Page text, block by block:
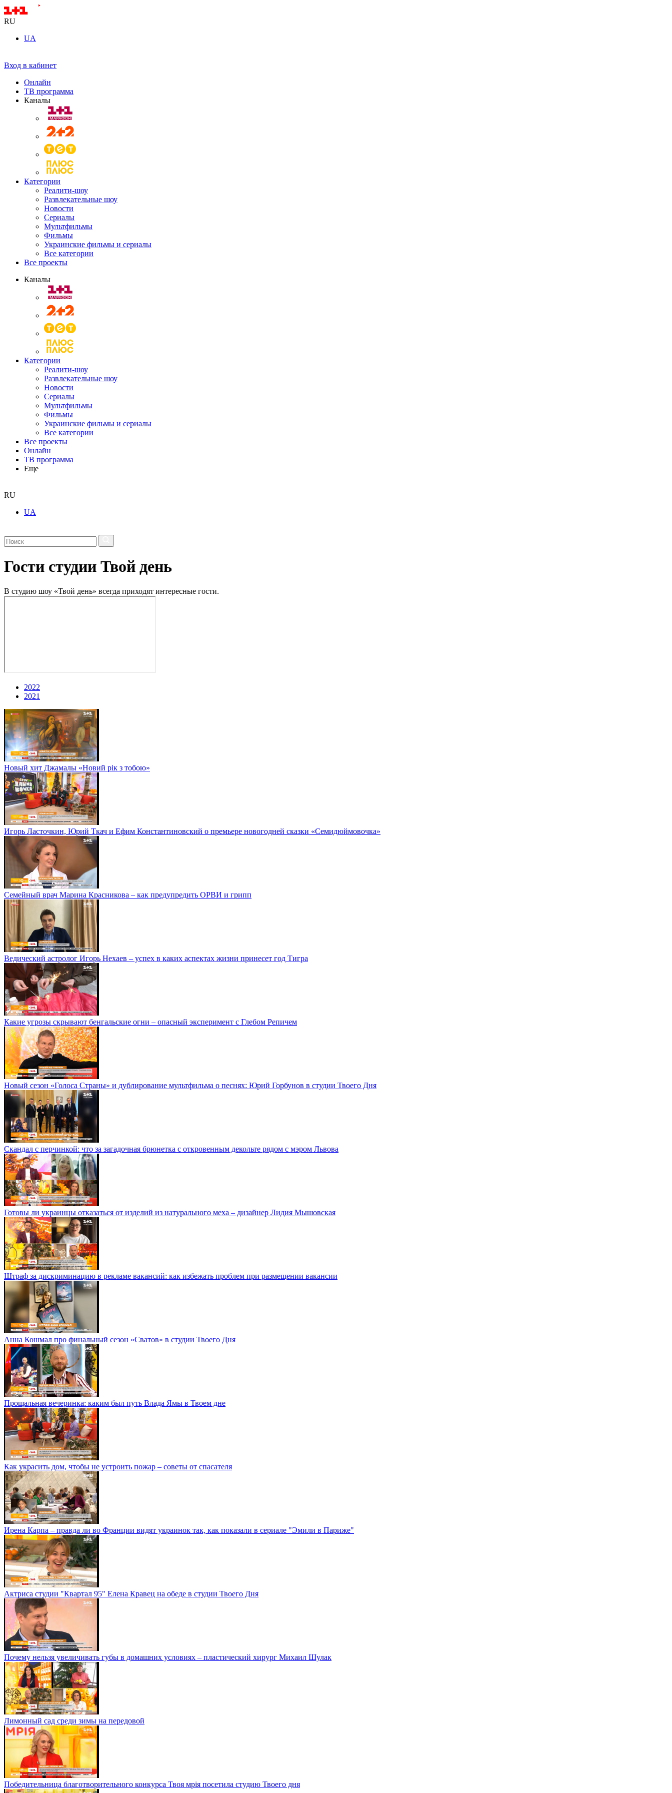
RU
UA
Вход в кабинет
Онлайн
ТВ программа
Каналы
Категории
Реалити-шоу
Развлекательные шоу
Новости
Сериалы
Мультфильмы
Фильмы
Украинские фильмы и сериалы
Все категории
Все проекты
Каналы
Категории
Реалити-шоу
Развлекательные шоу
Новости
Сериалы
Мультфильмы
Фильмы
Украинские фильмы и сериалы
Все категории
Все проекты
Онлайн
ТВ программа
Еще
RU
UA
Гости студии Твой день
В студию шоу «Твой день» всегда приходят интересные гости.
2022
2021
Новый хит Джамалы «Новий рік з тобою»
Игорь Ласточкин, Юрий Ткач и Ефим Константиновский о премьере новогодней сказки «Семидюймовочка»
Семейный врач Марина Красникова – как предупредить ОРВИ и грипп
Ведический астролог Игорь Нехаев – успех в каких аспектах жизни принесет год Тигра
Какие угрозы скрывают бенгальские огни – опасный эксперимент с Глебом Репичем
Новый сезон «Голоса Страны» и дублирование мультфильма о песнях: Юрий Горбунов в студии Твоего Дня
Скандал с перчинкой: что за загадочная брюнетка с откровенным декольте рядом с мэром Львова
Готовы ли украинцы отказаться от изделий из натурального меха – дизайнер Лидия Мышовская
Штраф за дискриминацию в рекламе вакансий: как избежать проблем при размещении вакансии
Анна Кошмал про финальный сезон «Сватов» в студии Твоего Дня
Прощальная вечеринка: каким был путь Влада Ямы в Твоем дне
Как украсить дом, чтобы не устроить пожар – советы от спасателя
Ирена Карпа – правда ли во Франции видят украинок так, как показали в сериале "Эмили в Париже"
Актриса студии "Квартал 95" Елена Кравец на обеде в студии Твоего Дня
Почему нельзя увеличивать губы в домашних условиях – пластический хирург Михаил Шулак
Лимонный сад среди зимы на передовой
Победительница благотворительного конкурса Твоя мрія посетила студию Твоего дня